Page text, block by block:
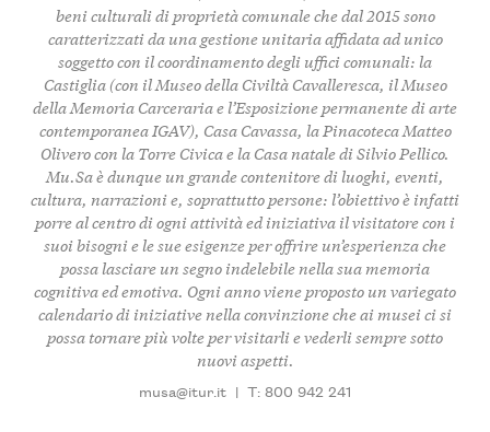
beni culturali di proprietà comunale che dal 2015 sono
caratterizzati da una gestione unitaria affidata ad unico
soggetto con il coordinamento degli uffici comunali: la
Castiglia (con il Museo della Civiltà Cavalleresca, il Museo
della Memoria Carceraria e l’Esposizione permanente di arte
contemporanea IGAV), Casa Cavassa, la Pinacoteca Matteo
Olivero con la Torre Civica e la Casa natale di Silvio Pellico.
Mu.Sa è dunque un grande contenitore di luoghi, eventi,
cultura, narrazioni e, soprattutto persone: l’obiettivo è infatti
porre al centro di ogni attività ed iniziativa il visitatore con i
suoi bisogni e le sue esigenze per offrire un’esperienza che
possa lasciare un segno indelebile nella sua memoria
cognitiva ed emotiva. Ogni anno viene proposto un variegato
calendario di iniziative nella convinzione che ai musei ci si
possa tornare più volte per visitarli e vederli sempre sotto
nuovi aspetti.
musa@itur.it | T: 800 942 241